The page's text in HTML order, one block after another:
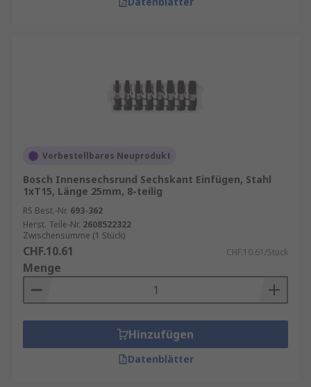
Vorbestellbares Neuprodukt
Bosch Innensechsrund Sechskant Einfügen, Stahl
1xT15, Länge 25mm, 8-teilig
RS Best.-Nr. 693-362
Herst. Teile-Nr. 2608522322
Zwischensumme (1 Stück)
CHF.10.61 CHF.10.61/Stück
Menge
Hinzufügen
Datenblätter